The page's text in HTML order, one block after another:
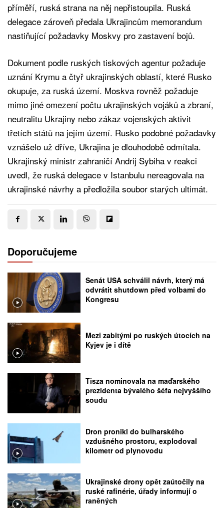
příměří, ruská strana na něj nepřistoupila. Ruská
delegace zároveň předala Ukrajincům memorandum
nastiňující požadavky Moskvy pro zastavení bojů.
Dokument podle ruských tiskových agentur požaduje
uznání Krymu a čtyř ukrajinských oblastí, které Rusko
okupuje, za ruská území. Moskva rovněž požaduje
mimo jiné omezení počtu ukrajinských vojáků a zbraní,
neutralitu Ukrajiny nebo zákaz vojenských aktivit
třetích států na jejím území. Rusko podobné požadavky
vznášelo už dříve, Ukrajina je dlouhodobě odmítala.
Ukrajinský ministr zahraničí Andrij Sybiha v reakci
uvedl, že ruská delegace v Istanbulu nereagovala na
ukrajinské návrhy a předložila soubor starých ultimát.
Doporučujeme
Senát USA schválil návrh, který má
odvrátit shutdown před volbami do
Kongresu
Mezi zabitými po ruských útocích na
Kyjev je i dítě
Tisza nominovala na maďarského
prezidenta bývalého šéfa nejvyššího
soudu
Dron pronikl do bulharského
vzdušného prostoru, explodoval
kilometr od plynovodu
Ukrajinské drony opět zaútočily na
ruské rafinérie, úřady informují o
raněných